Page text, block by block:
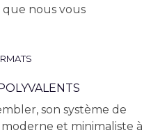
que nous vous
son système de
et minimaliste à